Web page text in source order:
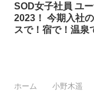
SOD女子社員 ユ
2023！ 今期入社のフレッシュ女子社員12名とイク！ バ
スで！宿で！温泉
くる8時間超特大
奈津子 宇佐亜美
ホーム 小野木遥